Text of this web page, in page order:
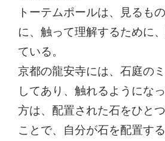
トーテムポールは、見るも
に、触って理解するために
ている。
京都の龍安寺には、石庭の
してあり、触れるようにな
方は、配置された石をひと
ことで、自分が石を配置す